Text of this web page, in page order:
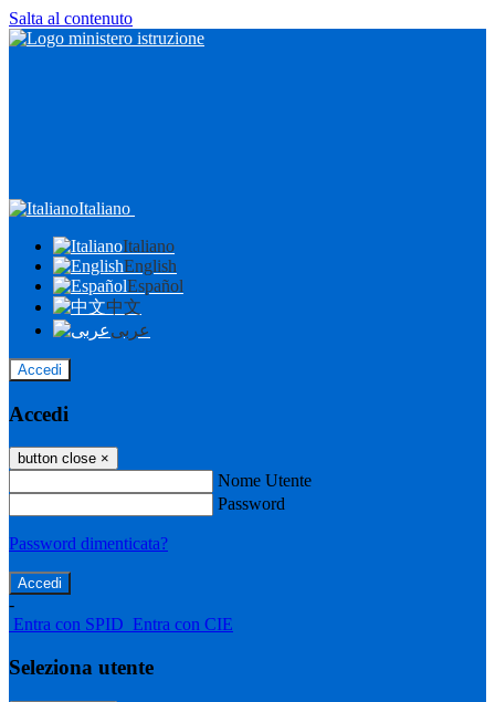
Salta al contenuto
Italiano
Italiano
English
Español
中文
عربى
Accedi
Accedi
button close ×
Nome Utente
Password
Password dimenticata?
-
Entra con SPID Entra con CIE
Seleziona utente